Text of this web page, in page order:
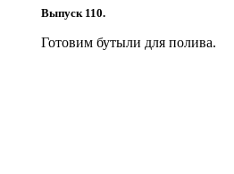
Выпуск 110.
Готовим бутыли для полива.